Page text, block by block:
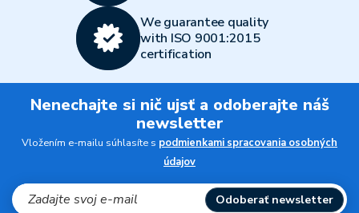
We guarantee quality
with ISO 9001:2015
certification
Nenechajte si nič ujsť a odoberajte náš
newsletter
Vložením e-mailu súhlasíte s podmienkami spracovania osobných
údajov
Odoberať newsletter